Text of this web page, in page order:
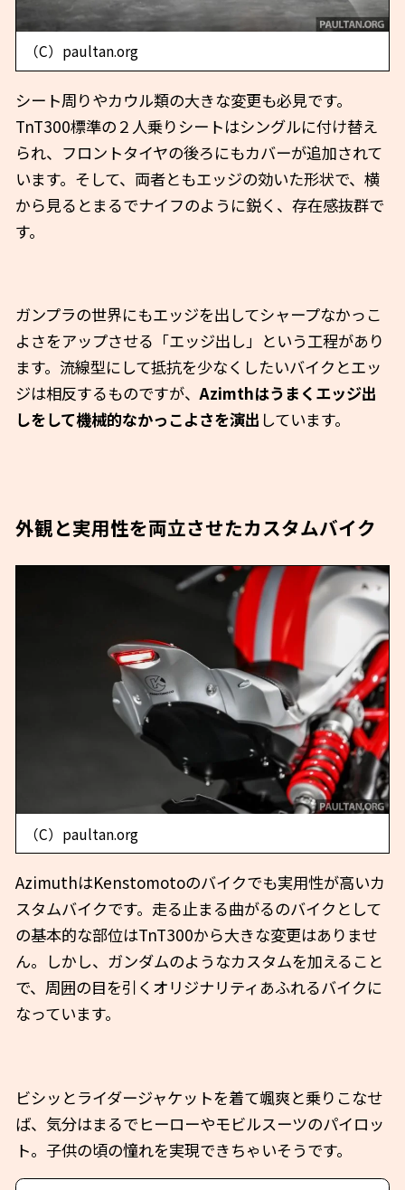
（C）paultan.org
シート周りやカウル類の大きな変更も必見です。
TnT300標準の２人乗りシートはシングルに付け替え
られ、フロントタイヤの後ろにもカバーが追加されて
います。そして、両者ともエッジの効いた形状で、横
から見るとまるでナイフのように鋭く、存在感抜群で
す。
ガンプラの世界にもエッジを出してシャープなかっこ
よさをアップさせる「エッジ出し」という工程があり
ます。流線型にして抵抗を少なくしたいバイクとエッ
ジは相反するものですが、Azimthはうまくエッジ出
しをして機械的なかっこよさを演出 しています。
外観と実用性を両立させたカスタムバイク
（C）paultan.org
AzimuthはKenstomotoのバイクでも実用性が高いカ
スタムバイクです。走る止まる曲がるのバイクとして
の基本的な部位はTnT300から大きな変更はありませ
ん。しかし、ガンダムのようなカスタムを加えること
で、周囲の目を引くオリジナリティあふれるバイクに
なっています。
ビシッとライダージャケットを着て颯爽と乗りこなせ
ば、気分はまるでヒーローやモビルスーツのパイロッ
ト。子供の頃の憧れを実現できちゃいそうです。